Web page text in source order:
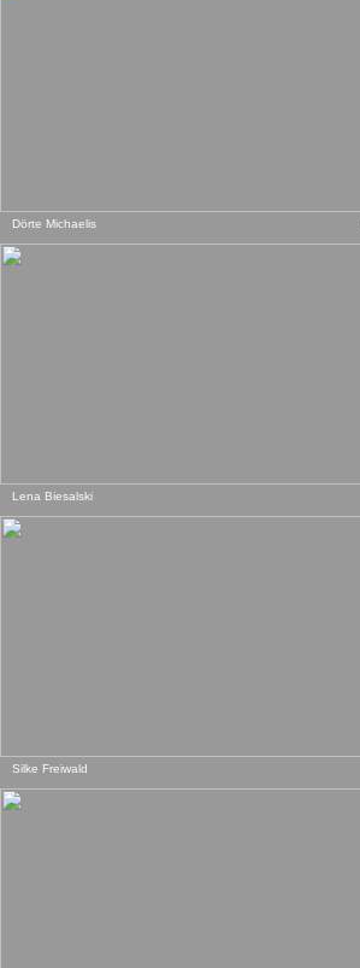
Dörte Michaelis
Lena Biesalski
Silke Freiwald